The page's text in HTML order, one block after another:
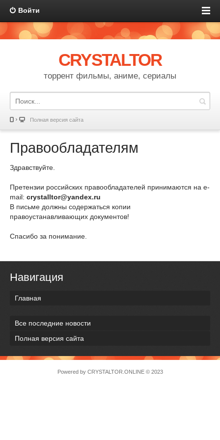
Войти
CRYSTALTOR
торрент фильмы, аниме, сериалы
Полная версия сайта
Правообладателям
Здравствуйте.
Претензии российских правообладателей принимаются на e-
mail: crystalltor@yandex.ru
В письме должны содержаться копии
правоустанавливающих документов!
Спасибо за понимание.
Навигация
Главная
Все последние новости
Полная версия сайта
Powered by CRYSTALTOR.ONLINE© 2023